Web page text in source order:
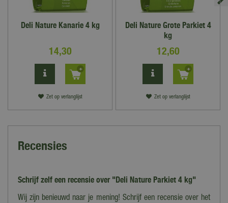
Deli Nature Kanarie 4 kg
14,30
Zet op verlanglijst
Deli Nature Grote Parkiet 4
kg
12,60
Zet op verlanglijst
Recensies
Schrijf zelf een recensie over "Deli Nature Parkiet 4 kg"
Wij zijn benieuwd naar je mening! Schrijf een recensie over het